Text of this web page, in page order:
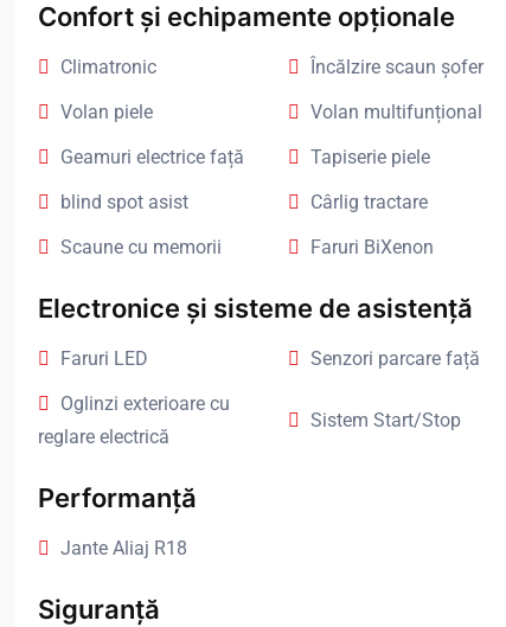
Confort și echipamente opționale
Climatronic Încălzire scaun șofer
Volan piele
Volan multifunțional
Geamuri electrice față
Tapiserie piele
blind spot asist
Cârlig tractare
Scaune cu memorii
Faruri BiXenon
Electronice și sisteme de asistență
Faruri LED Senzori parcare față
Oglinzi exterioare cu
reglare electrică
Sistem Start/Stop
Performanță
Jante Aliaj R18
Siguranță